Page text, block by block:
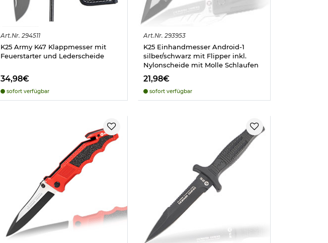
Art.Nr. 294511
K25 Army K47 Klappmesser mit
Feuerstarter und Lederscheide
34,98€
sofort verfügbar
Art.Nr. 293953
K25 Einhandmesser Android-1
silber/schwarz mit Flipper inkl.
Nylonscheide mit Molle Schlaufen
21,98€
sofort verfügbar